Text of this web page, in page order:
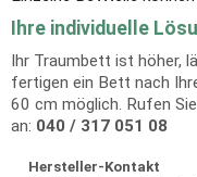
Ihre individuelle
Ihr Traumbett ist höher,
fertigen ein Bett nach
60 cm möglich. Rufen
an: 040 / 317 051 08
Hersteller-Kontakt